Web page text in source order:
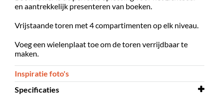
en aantrekkelijk presenteren van boeken.
Vrijstaande toren met 4 compartimenten op elk niveau.
Voeg een wielenplaat toe om de toren verrijdbaar te
maken.
Inspiratie foto's
Specificaties